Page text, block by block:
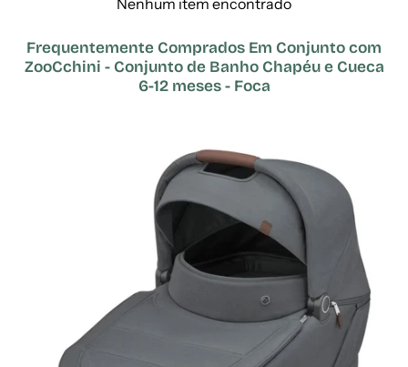
Nenhum item encontrado
Frequentemente Comprados Em Conjunto com
ZooCchini - Conjunto de Banho Chapéu e Cueca
6-12 meses - Foca